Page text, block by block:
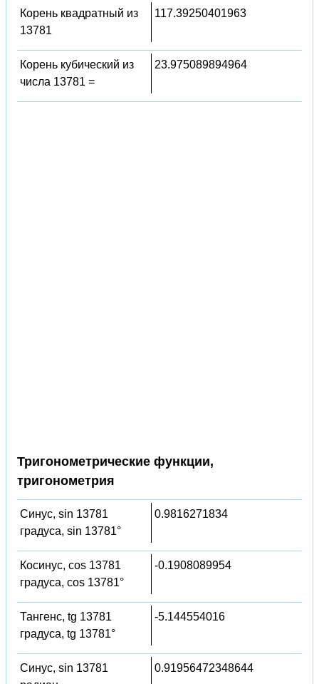
Корень квадратный из
13781
117.39250401963
Корень кубический из
числа 13781 =
23.975089894964
Тригонометрические функции,
тригонометрия
Синус, sin 13781
градуса, sin 13781°
0.9816271834
Косинус, cos 13781
градуса, cos 13781°
-0.1908089954
Тангенс, tg 13781
градуса, tg 13781°
-5.144554016
Синус, sin 13781
0.91956472348644